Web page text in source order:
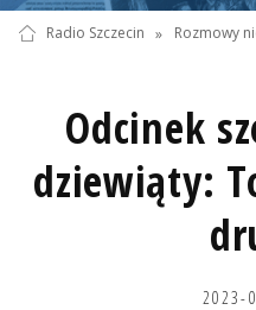
Radio Szczecin » Rozmowy
Odcinek
dziewiąty:
2023-